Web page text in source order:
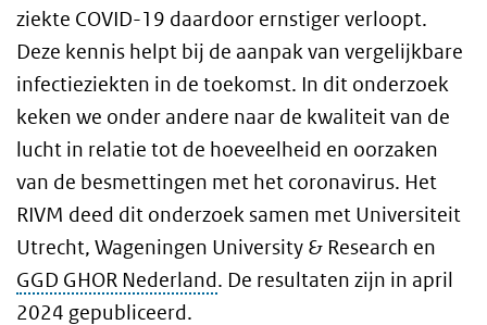
ziekte COVID-19 daardoor ernstiger verloopt.
Deze kennis helpt bij de aanpak van vergelijkbare
infectieziekten in de toekomst. In dit onderzoek
keken we onder andere naar de kwaliteit van de
lucht in relatie tot de hoeveelheid en oorzaken
van de besmettingen met het coronavirus. Het
RIVM deed dit onderzoek samen met Universiteit
Utrecht, Wageningen University & Research en
GGD GHOR Nederland. De resultaten zijn in april
2024 gepubliceerd.